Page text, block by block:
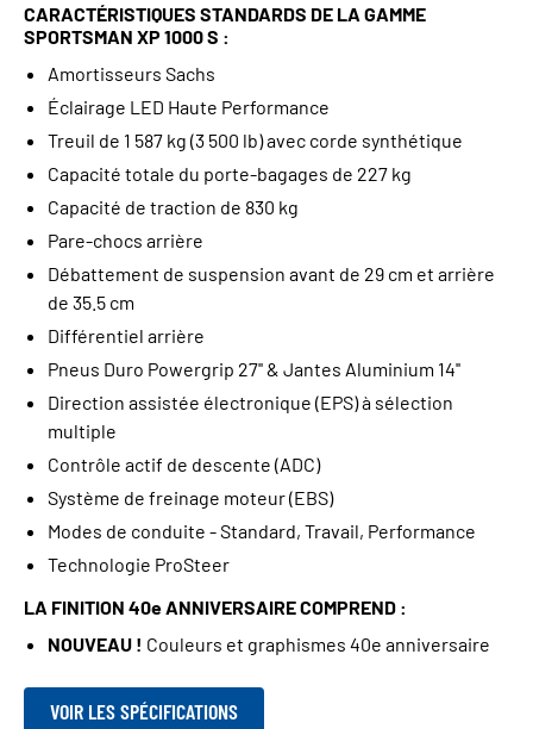
CARACTÉRISTIQUES STANDARDS DE LA GAMME
SPORTSMAN XP 1000 S :
Amortisseurs Sachs
Éclairage LED Haute Performance
Treuil de 1 587 kg (3 500 lb) avec corde synthétique
Capacité totale du porte-bagages de 227 kg
Capacité de traction de 830 kg
Pare-chocs arrière
Débattement de suspension avant de 29 cm et arrière
de 35.5 cm
Différentiel arrière
Pneus Duro Powergrip 27'' & Jantes Aluminium 14''
Direction assistée électronique (EPS) à sélection
multiple
Contrôle actif de descente (ADC)
Système de freinage moteur (EBS)
Modes de conduite - Standard, Travail, Performance
Technologie ProSteer
LA FINITION 40e ANNIVERSAIRE COMPREND :
NOUVEAU ! Couleurs et graphismes 40e anniversaire
VOIR LES SPÉCIFICATIONS